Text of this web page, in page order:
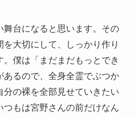
舞台になると思います。その
大切にして、しっかり作り
僕は「まだまだもっとでき
あるので、全身全霊でぶつか
分の裸を全部見せていきたい
つもは宮野さんの前だけなん